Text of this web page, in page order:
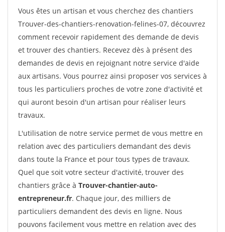
Vous êtes un artisan et vous cherchez des chantiers
Trouver-des-chantiers-renovation-felines-07, découvrez
comment recevoir rapidement des demande de devis
et trouver des chantiers. Recevez dès à présent des
demandes de devis en rejoignant notre service d'aide
aux artisans. Vous pourrez ainsi proposer vos services à
tous les particuliers proches de votre zone d'activité et
qui auront besoin d'un artisan pour réaliser leurs
travaux.
L'utilisation de notre service permet de vous mettre en
relation avec des particuliers demandant des devis
dans toute la France et pour tous types de travaux.
Quel que soit votre secteur d'activité, trouver des
chantiers grâce à Trouver-chantier-auto-
entrepreneur.fr. Chaque jour, des milliers de
particuliers demandent des devis en ligne. Nous
pouvons facilement vous mettre en relation avec des